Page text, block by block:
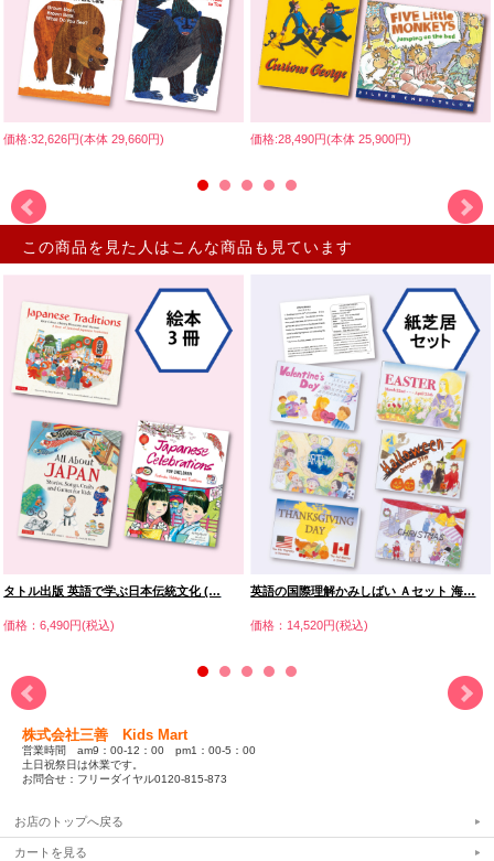
価格:32,626円(本体 29,660円) 価格:28,490円(本体 25,900円)
この商品を見た人はこんな商品も見ています
タトル出版 英語で学ぶ日本伝統文化 (…
価格：6,490円(税込)
英語の国際理解かみしばい Ａセット 海…
価格：14,520円(税込)
株式会社三善 Kids Mart
営業時間 am9：00-12：00 pm1：00-5：00
土日祝祭日は休業です。
お問合せ：フリーダイヤル0120-815-873
お店のトップへ戻る
カートを見る